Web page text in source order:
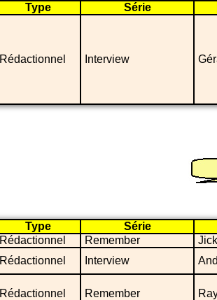
Type Série
Rédactionnel Interview
Type
Série
Rédactionnel Remember
Rédactionnel Interview
Rédactionnel Remember